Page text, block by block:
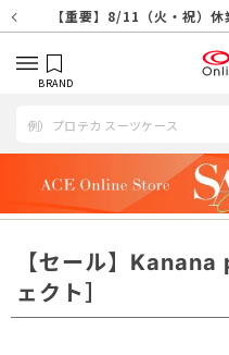
【重要】8/11（火・祝）
【重要】令和８年熊本地
【重要】納品書・領収書ペ
【重要】天候不良や交通状況
【重要】悪質な詐
【重要】各種メール
【重要】お問い合
【重要】SNSのなり
BRAND
【セール】
ェクト］